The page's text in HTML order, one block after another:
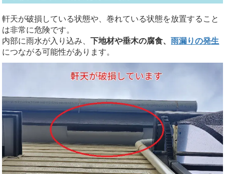
軒天が破損している状態や、巻れている状態を放置すること
は非常に危険です。
内部に雨水が入り込み、下地材や垂木の腐食、雨漏りの発生
につながる可能性があります。